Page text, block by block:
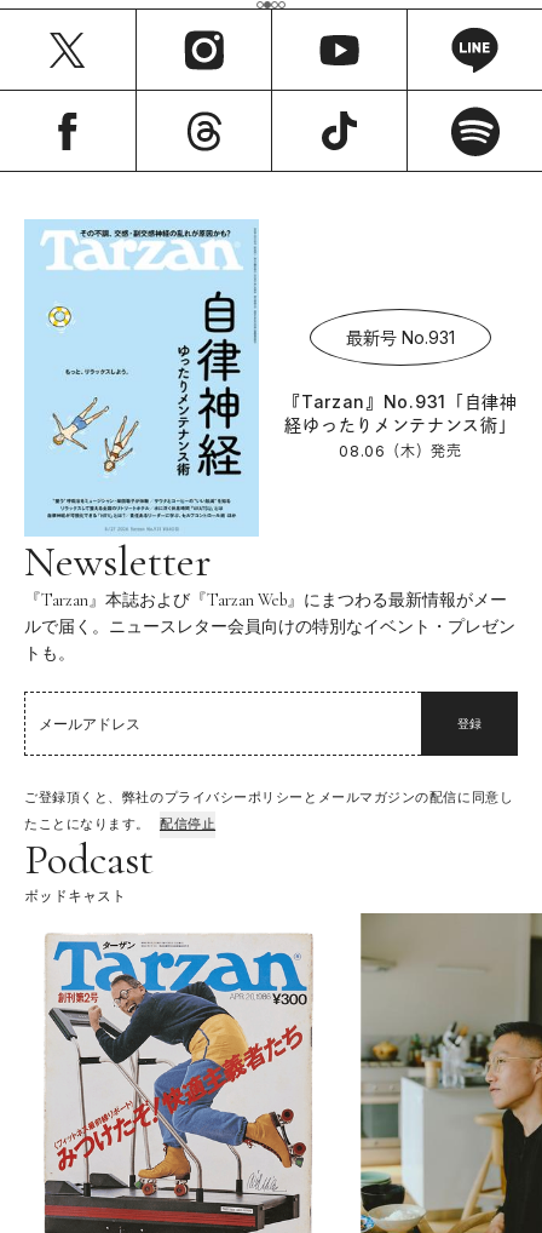
最新号 No.931
『Tarzan』No.931「自律神
経ゆったりメンテナンス術」
08.06（木）発売
Newsletter
『Tarzan』本誌および『Tarzan Web』にまつわる最新情報がメー
ルで届く。ニュースレター会員向けの特別なイベント・プレゼン
トも。
登録
ご登録頂くと、弊社のプライバシーポリシーとメールマガジンの配信に同意し
たことになります。
配信停止
Podcast
ポッドキャスト